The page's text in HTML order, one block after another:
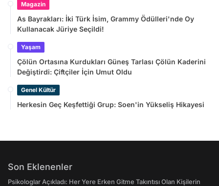
Magazin
As Bayrakları: İki Türk İsim, Grammy Ödülleri'nde Oy
Kullanacak Jüriye Seçildi!
Yaşam
Çölün Ortasına Kurdukları Güneş Tarlası Çölün Kaderini
Değiştirdi: Çiftçiler İçin Umut Oldu
Genel Kültür
Herkesin Geç Keşfettiği Grup: Soen'in Yükseliş Hikayesi
Son Eklenenler
Psikologlar Açıkladı: Her Yere Erken Gitme Takıntısı Olan Kişilerin